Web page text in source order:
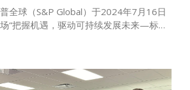
全球（S&P Global）于2024年7月16日
“把握机遇，驱动可持续发展未来—标普
讨会暨《可持续发展年鉴（中国版）
。环旭电子连续两年在电子设备、仪器与
得行业最高评分，以总分90分的优异表